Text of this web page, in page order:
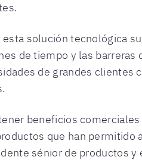
esta solución tecnológica
de tiempo y las
de grandes clientes
beneficios
que han permitido
sénior de productos y